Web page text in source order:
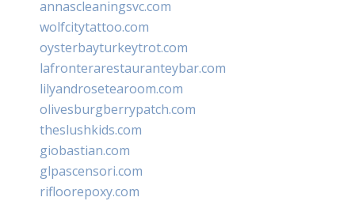
annascleaningsvc.com
wolfcitytattoo.com
oysterbayturkeytrot.com
lafronterarestauranteybar.com
lilyandrosetearoom.com
olivesburgberrypatch.com
theslushkids.com
giobastian.com
glpascensori.com
rifloorepoxy.com